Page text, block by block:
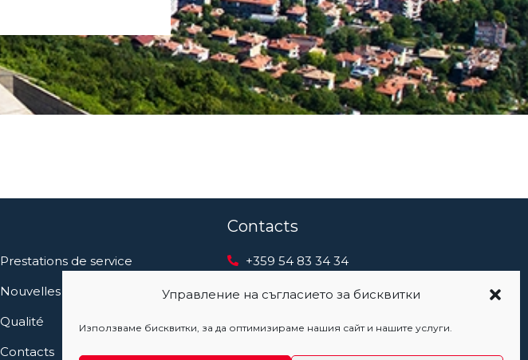
Управление на съгласието за бисквитки
Използваме бисквитки, за да оптимизираме нашия сайт и нашите услуги.
Prestations de service
Nouvelles
Qualité
Contacts
Contacts
+359 54 83 34 34
+359 54 83 04 46
office@metal.bg